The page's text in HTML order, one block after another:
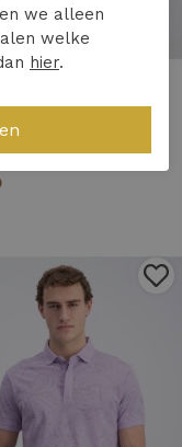
we alleen
welke
hier.